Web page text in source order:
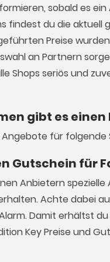
sobald es
findest du die
Preise wurden
an Partnern
Shops seriös und
gibt es einen
für folgende
Gutschein für
Anbietern spezielle
Achte dabei
Damit erhältst
Key Preise und